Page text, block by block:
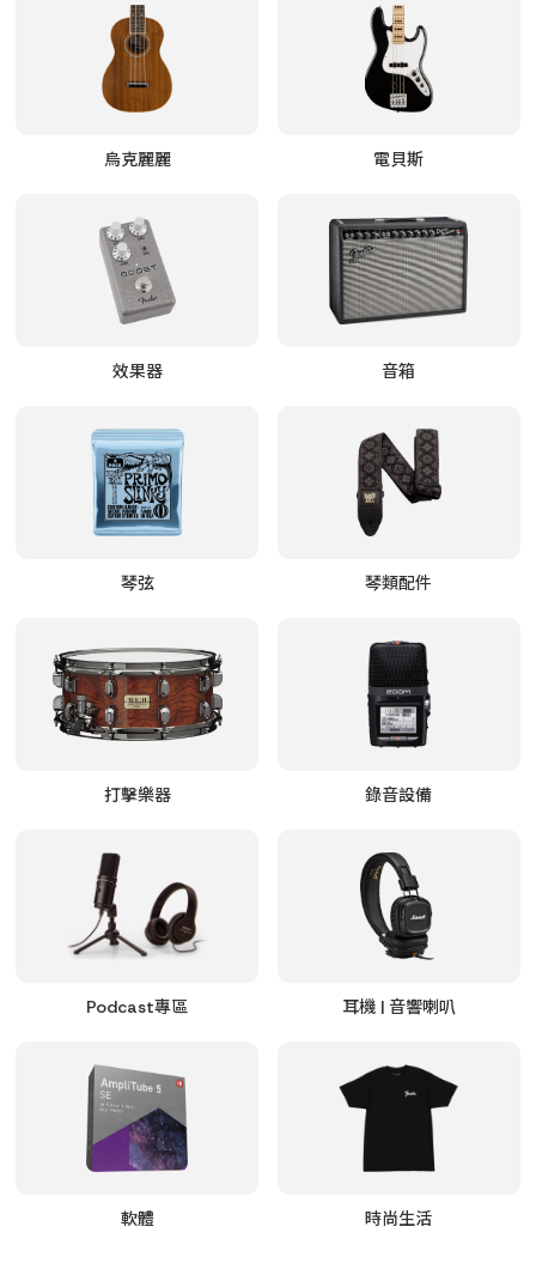
烏克麗麗 電貝斯
效果器 音箱
琴弦 琴類配件
打擊樂器 錄音設備
Podcast專區 耳機 | 音響喇叭
軟體 時尚生活